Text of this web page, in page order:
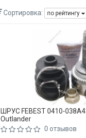
Сортировка: по рейтингу
ШРУС FEBEST 0410-
Outlander
0 отзывов